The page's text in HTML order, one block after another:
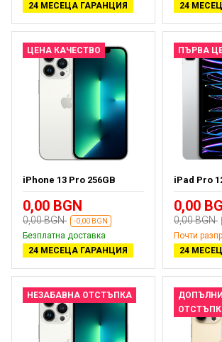
24 МЕСЕЦА ГАРАНЦИЯ
24
ЦЕНА КАЧЕСТВО
iPhone 13 Pro 256GB
0,00 BGN
0,00 BGN -0,00 BGN
Безплатна доставка
24 МЕСЕЦА ГАРАНЦИЯ
ПЪРВА
iPad Pro
0,00
0,00 BGN
Почти
24
НЕЗАБАВНА ОТСТЪПКА